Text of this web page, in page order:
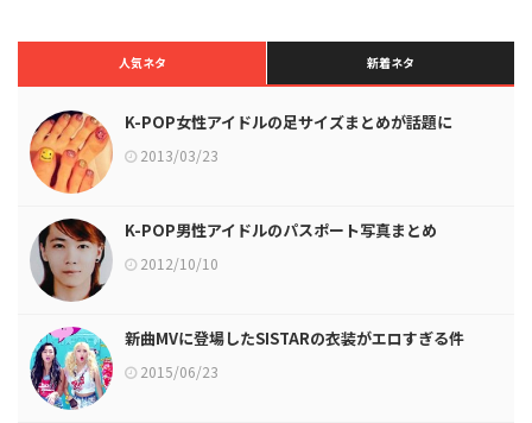
人気ネタ 新着ネタ
K-POP女性アイドルの足サイズまとめが話題に
2013/03/23
K-POP男性アイドルのパスポート写真まとめ
2012/10/10
新曲MVに登場したSISTARの衣装がエロすぎる件
2015/06/23